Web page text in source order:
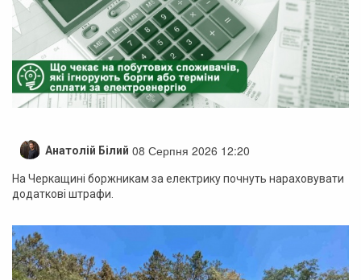
Анатолій Білий 08 Серпня 2026 12:20
На Черкащині боржникам за електрику почнуть нараховувати
додаткові штрафи.